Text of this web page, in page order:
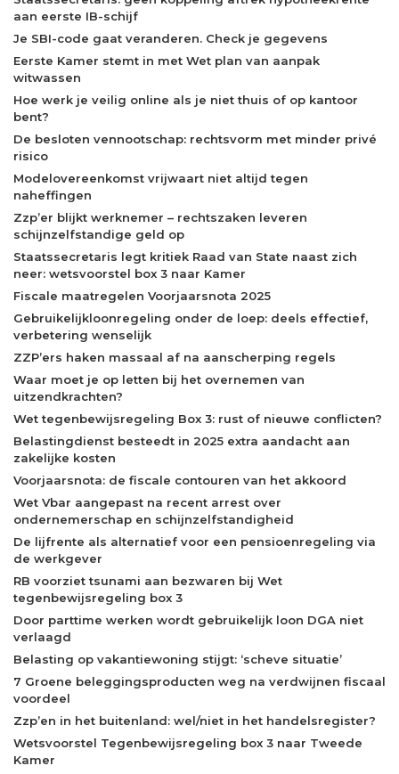
aan eerste IB-schijf
Je SBI-code gaat veranderen. Check je gegevens
Eerste Kamer stemt in met Wet plan van aanpak
witwassen
Hoe werk je veilig online als je niet thuis of op kantoor
bent?
De besloten vennootschap: rechtsvorm met minder privé
risico
Modelovereenkomst vrijwaart niet altijd tegen
naheffingen
Zzp’er blijkt werknemer – rechtszaken leveren
schijnzelfstandige geld op
Staatssecretaris legt kritiek Raad van State naast zich
neer: wetsvoorstel box 3 naar Kamer
Fiscale maatregelen Voorjaarsnota 2025
Gebruikelijkloonregeling onder de loep: deels effectief,
verbetering wenselijk
ZZP’ers haken massaal af na aanscherping regels
Waar moet je op letten bij het overnemen van
uitzendkrachten?
Wet tegenbewijsregeling Box 3: rust of nieuwe conflicten?
Belastingdienst besteedt in 2025 extra aandacht aan
zakelijke kosten
Voorjaarsnota: de fiscale contouren van het akkoord
Wet Vbar aangepast na recent arrest over
ondernemerschap en schijnzelfstandigheid
De lijfrente als alternatief voor een pensioenregeling via
de werkgever
RB voorziet tsunami aan bezwaren bij Wet
tegenbewijsregeling box 3
Door parttime werken wordt gebruikelijk loon DGA niet
verlaagd
Belasting op vakantiewoning stijgt: ‘scheve situatie’
7 Groene beleggingsproducten weg na verdwijnen fiscaal
voordeel
Zzp’en in het buitenland: wel/niet in het handelsregister?
Wetsvoorstel Tegenbewijsregeling box 3 naar Tweede
Kamer